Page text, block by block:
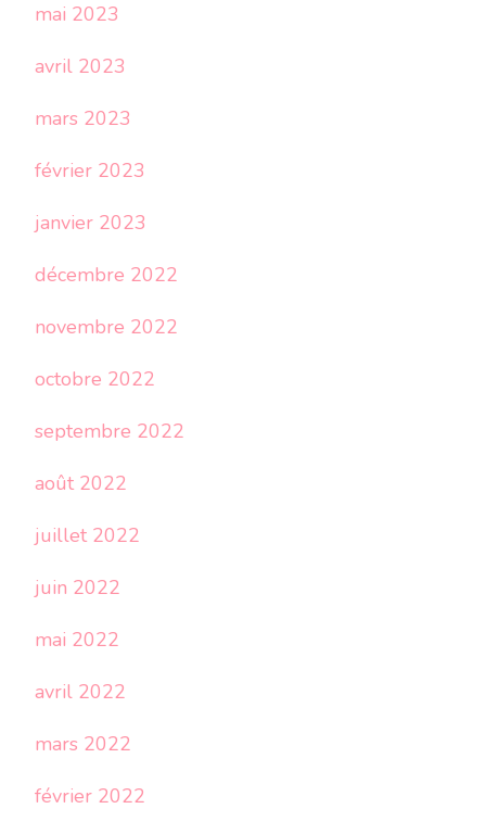
mai 2023
avril 2023
mars 2023
février 2023
janvier 2023
décembre 2022
novembre 2022
octobre 2022
septembre 2022
août 2022
juillet 2022
juin 2022
mai 2022
avril 2022
mars 2022
février 2022